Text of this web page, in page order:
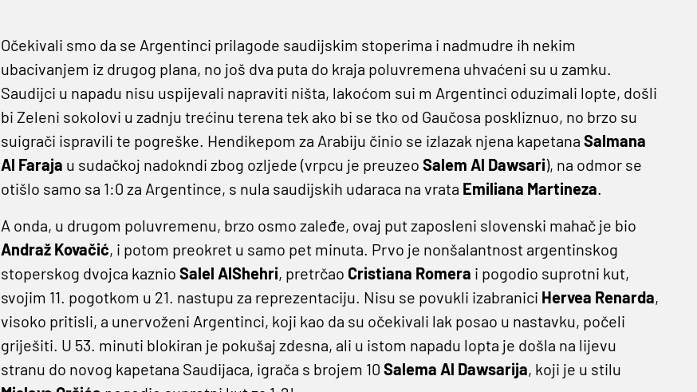
Očekivali smo da se Argentinci prilagode saudijskim stoperima i nadmudre ih nekim
ubacivanjem iz drugog plana, no još dva puta do kraja poluvremena uhvaćeni su u zamku.
Saudijci u napadu nisu uspijevali napraviti ništa, lakoćom sui m Argentinci oduzimali lopte, došli
bi Zeleni sokolovi u zadnju trećinu terena tek ako bi se tko od Gaučosa poskliznuo, no brzo su
suigrači ispravili te pogreške. Hendikepom za Arabiju činio se izlazak njena kapetana Salmana
Al Faraja u sudačkoj nadokndi zbog ozljede (vrpcu je preuzeo Salem Al Dawsari), na odmor se
otišlo samo sa 1:0 za Argentince, s nula saudijskih udaraca na vrata Emiliana Martineza.
A onda, u drugom poluvremenu, brzo osmo zaleđe, ovaj put zaposleni slovenski mahač je bio
Andraž Kovačić, i potom preokret u samo pet minuta. Prvo je nonšalantnost argentinskog
stoperskog dvojca kaznio Salel AlShehri, pretrčao Cristiana Romera i pogodio suprotni kut,
svojim 11. pogotkom u 21. nastupu za reprezentaciju. Nisu se povukli izabranici Hervea Renarda,
visoko pritisli, a unervoženi Argentinci, koji kao da su očekivali lak posao u nastavku, počeli
griješiti. U 53. minuti blokiran je pokušaj zdesna, ali u istom napadu lopta je došla na lijevu
stranu do novog kapetana Saudijaca, igrača s brojem 10 Salema Al Dawsarija, koji je u stilu